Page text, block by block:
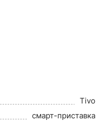
Tivo
смарт-приставка